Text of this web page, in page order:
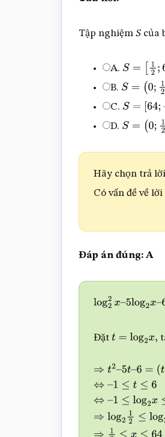
Tập nghiệm S của
A. S=[1 2 64 ]
B. S=(0 12]
C. S= 64;+∞
D. S=(0 12] ∪
Hãy chọn trả
Có vấn đề về
Đáp án đúng: A
log2 2x –5log2x
Đặt t =log2x,
⇒ t– = (t+ )
log ≤